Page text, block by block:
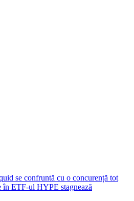
se confruntă cu o concurență tot
în ETF-ul HYPE stagnează